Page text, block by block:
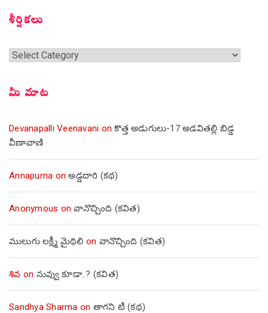
శీర్షికలు
శీర్షికలు
మీ మాట
Devanapalli Veenavani onకొత్త అడుగులు-17 అడవితల్లి బిడ్డ
వీణావాణి
Annapurna onఅడ్డదారి (కథ)
Anonymous onవానొచ్చింది (కవిత)
ములుగు లక్ష్మీ మైథిలి on వానొచ్చింది (కవిత)
శివ on నువ్వు కూడా..? (కవిత)
Sandhya Sharma on తాగని టీ (కథ)